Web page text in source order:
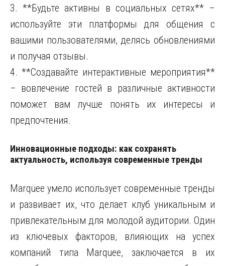
3. **Будьте активны в социальных сетях** –
используйте эти платформы для общения с
вашими пользователями, делясь обновлениями
и получая отзывы.
4. **Создавайте интерактивные мероприятия**
– вовлечение гостей в различные активности
поможет вам лучше понять их интересы и
предпочтения.
Инновационные подходы: как сохранять
актуальность, используя современные тренды
Marquee умело использует современные тренды
и развивает их, что делает клуб уникальным и
привлекательным для молодой аудитории. Один
из ключевых факторов, влияющих на успех
компаний типа Marquee, заключается в их